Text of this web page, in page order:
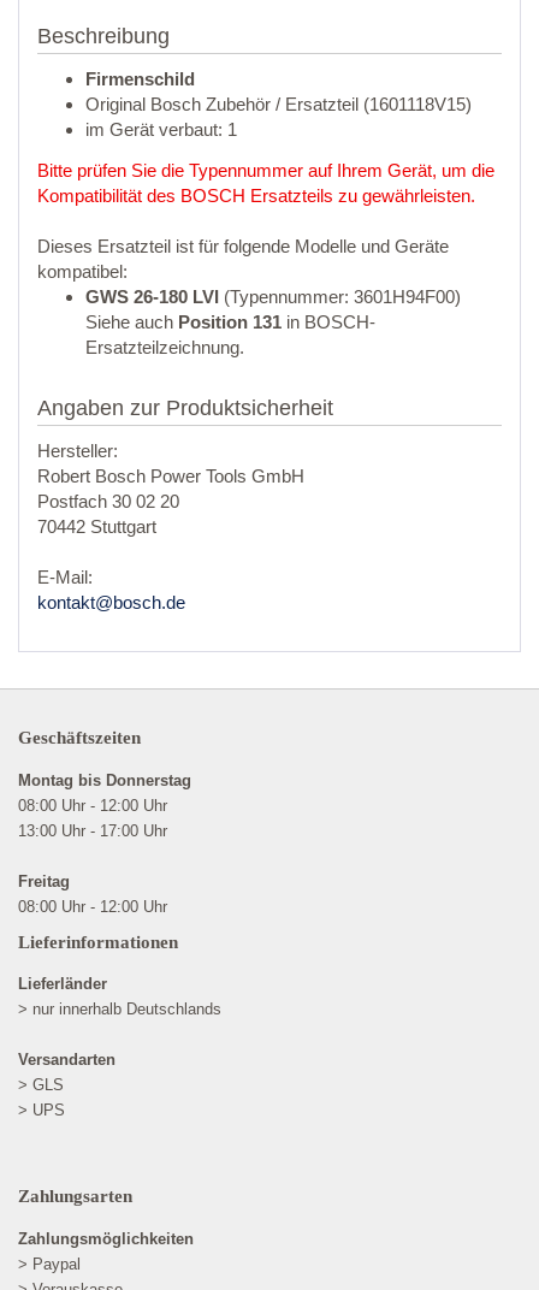
Beschreibung
Firmenschild
Original Bosch Zubehör / Ersatzteil (1601118V15)
im Gerät verbaut: 1
Bitte prüfen Sie die Typennummer auf Ihrem Gerät, um die
Kompatibilität des BOSCH Ersatzteils zu gewährleisten.
Dieses Ersatzteil ist für folgende Modelle und Geräte
kompatibel:
GWS 26-180 LVI (Typennummer: 3601H94F00)
Siehe auch Position 131 in BOSCH-
Ersatzteilzeichnung.
Angaben zur Produktsicherheit
Hersteller:
Robert Bosch Power Tools GmbH
Postfach 30 02 20
70442 Stuttgart
E-Mail:
kontakt@bosch.de
Geschäftszeiten
Montag bis Donnerstag
08:00 Uhr - 12:00 Uhr
13:00 Uhr - 17:00 Uhr
Freitag
08:00 Uhr - 12:00 Uhr
Lieferinformationen
Lieferländer
> nur innerhalb Deutschlands
Versandarten
> GLS
> UPS
Zahlungsarten
Zahlungsmöglichkeiten
> Paypal